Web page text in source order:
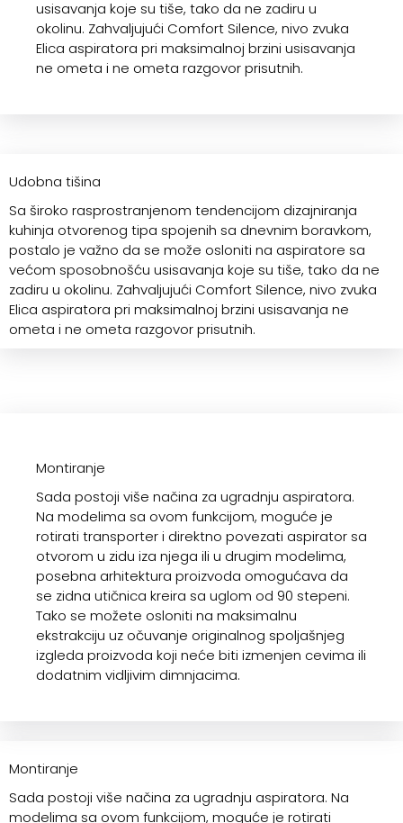
usisavanja koje su tiše, tako da ne zadiru u
okolinu. Zahvaljujući Comfort Silence, nivo zvuka
Elica aspiratora pri maksimalnoj brzini usisavanja
ne ometa i ne ometa razgovor prisutnih.
Udobna tišina
Sa široko rasprostranjenom tendencijom dizajniranja
kuhinja otvorenog tipa spojenih sa dnevnim boravkom,
postalo je važno da se može osloniti na aspiratore sa
većom sposobnošću usisavanja koje su tiše, tako da ne
zadiru u okolinu. Zahvaljujući Comfort Silence, nivo zvuka
Elica aspiratora pri maksimalnoj brzini usisavanja ne
ometa i ne ometa razgovor prisutnih.
Montiranje
Sada postoji više načina za ugradnju aspiratora.
Na modelima sa ovom funkcijom, moguće je
rotirati transporter i direktno povezati aspirator sa
otvorom u zidu iza njega ili u drugim modelima,
posebna arhitektura proizvoda omogućava da
se zidna utičnica kreira sa uglom od 90 stepeni.
Tako se možete osloniti na maksimalnu
ekstrakciju uz očuvanje originalnog spoljašnjeg
izgleda proizvoda koji neće biti izmenjen cevima ili
dodatnim vidljivim dimnjacima.
Montiranje
Sada postoji više načina za ugradnju aspiratora. Na
modelima sa ovom funkcijom, moguće je rotirati